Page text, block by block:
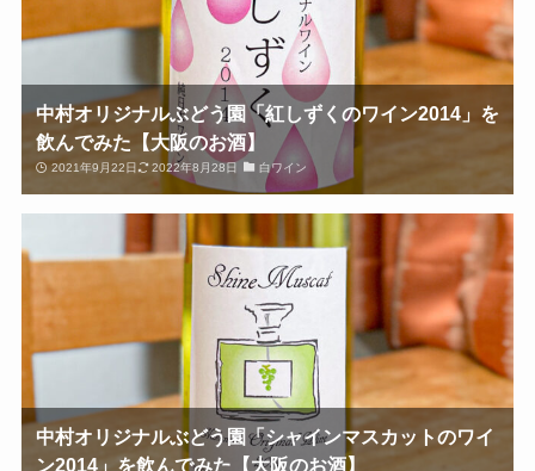
中村オリジナルぶどう園「紅しずくのワイン2014」を
飲んでみた【大阪のお酒】
2021年9月22日 2022年8月28日 白ワイン
中村オリジナルぶどう園「シャインマスカットのワイ
ン2014」を飲んでみた【大阪のお酒】